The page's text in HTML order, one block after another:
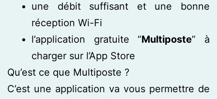
une débit suffisant et une bonne
réception Wi-Fi
l’application gratuite “Multiposte” à
charger sur l’App Store
Qu’est ce que Multiposte ?
C’est une application va vous permettre de